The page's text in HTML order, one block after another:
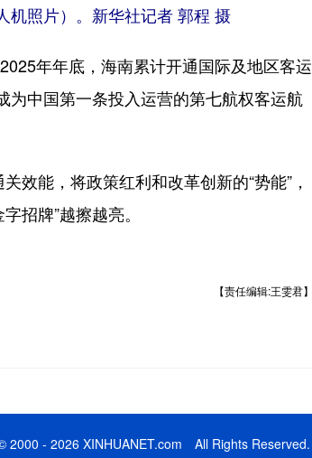
机照片）。新华社记者 郭程 摄
年年底，海南累计开通国际及地区客运
中国第一条投入运营的第七航权客运航
能，将政策红利和改革创新的“势能”，
招牌”越擦越亮。
【责任编辑:王雯君】
2000 - 2026 XINHUANET.com All Rights Reserved.